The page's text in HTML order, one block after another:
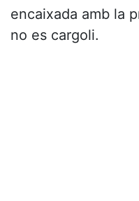
encaixada amb la
no es cargoli.